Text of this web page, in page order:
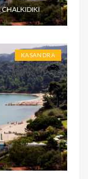
CHALKIDIKI
KASANDRA